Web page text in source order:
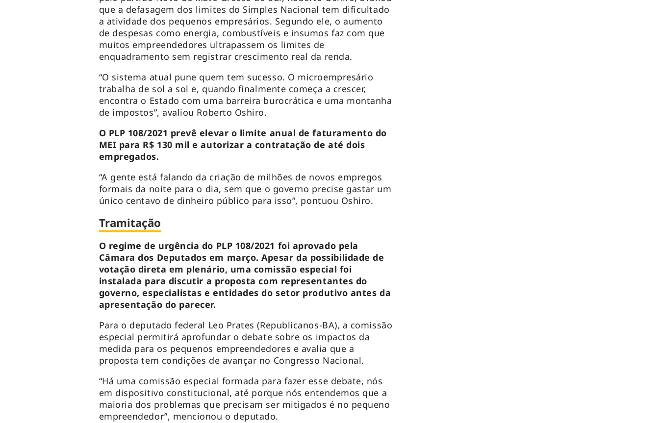
que a defasagem dos limites do Simples Nacional tem dificultado
a atividade dos pequenos empresários. Segundo ele, o aumento
de despesas como energia, combustíveis e insumos faz com que
muitos empreendedores ultrapassem os limites de
enquadramento sem registrar crescimento real da renda.
“O sistema atual pune quem tem sucesso. O microempresário
trabalha de sol a sol e, quando finalmente começa a crescer,
encontra o Estado com uma barreira burocrática e uma montanha
de impostos”, avaliou Roberto Oshiro.
O PLP 108/2021 prevê elevar o limite anual de faturamento do
MEI para R$ 130 mil e autorizar a contratação de até dois
empregados.
“A gente está falando da criação de milhões de novos empregos
formais da noite para o dia, sem que o governo precise gastar um
único centavo de dinheiro público para isso”, pontuou Oshiro.
Tramitação
O regime de urgência do PLP 108/2021 foi aprovado pela
Câmara dos Deputados em março. Apesar da possibilidade de
votação direta em plenário, uma comissão especial foi
instalada para discutir a proposta com representantes do
governo, especialistas e entidades do setor produtivo antes da
apresentação do parecer.
Para o deputado federal Leo Prates (Republicanos-BA), a comissão
especial permitirá aprofundar o debate sobre os impactos da
medida para os pequenos empreendedores e avalia que a
proposta tem condições de avançar no Congresso Nacional.
“Há uma comissão especial formada para fazer esse debate, nós
em dispositivo constitucional, até porque nós entendemos que a
maioria dos problemas que precisam ser mitigados é no pequeno
empreendedor”, mencionou o deputado.